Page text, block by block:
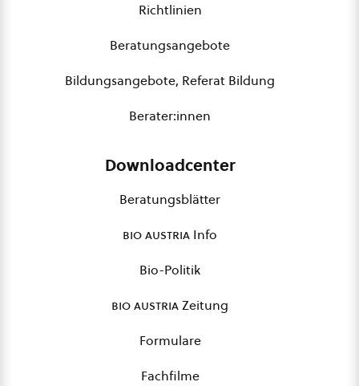
Richtlinien
Beratungsangebote
Bildungsangebote, Referat Bildung
Berater:innen
Downloadcenter
Beratungsblätter
bio austria Info
Bio-Politik
bio austriaZeitung
Formulare
Fachfilme